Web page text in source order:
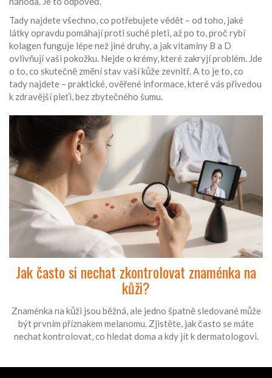
Tady najdete všechno, co potřebujete vědět – od toho, jaké
látky opravdu pomáhají proti suché pleti, až po to, proč rybí
kolagen funguje lépe než jiné druhy, a jak vitamíny B a D
ovlivňují vaši pokožku. Nejde o krémy, které zakryjí problém. Jde
o to, co skutečně změní stav vaší kůže zevnitř. A to je to, co
tady najdete – praktické, ověřené informace, které vás přivedou
k zdravější pleťi, bez zbytečného šumu.
Jak často si nechat zkontrolovat znaménka na
kůži?
Znaménka na kůži jsou běžná, ale jedno špatně sledované může
být prvním příznakem melanomu. Zjistěte, jak často se máte
nechat kontrolovat, co hledat doma a kdy jít k dermatologovi.